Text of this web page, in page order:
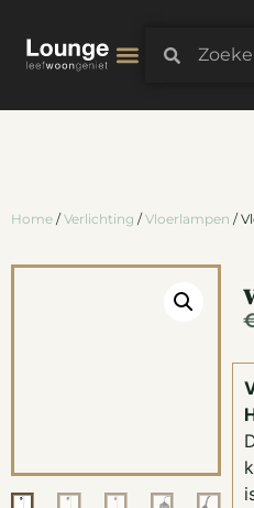
Home /Verlichting /Vloerlampen /